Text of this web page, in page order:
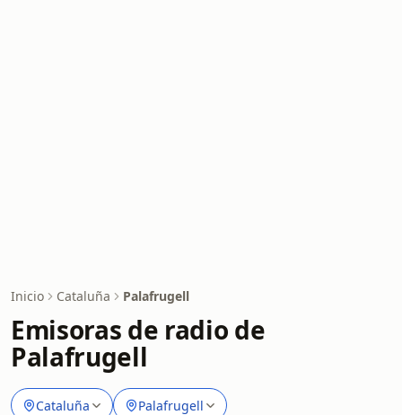
Inicio Cataluña Palafrugell
Emisoras de radio de
Palafrugell
Cataluña Palafrugell